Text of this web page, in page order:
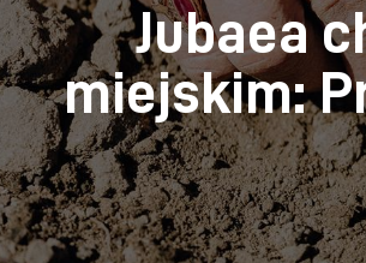
Jubaea
miejskim: